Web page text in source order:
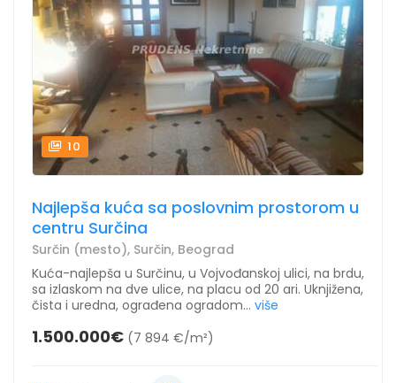
10
Najlepša kuća sa poslovnim prostorom u
centru Surčina
Surčin (mesto), Surčin, Beograd
Kuća-najlepša u Surčinu, u Vojvođanskoj ulici, na brdu,
sa izlaskom na dve ulice, na placu od 20 ari. Uknjižena,
čista i uredna, ograđena ogradom... više
1.500.000€ (7 894 €/m²)